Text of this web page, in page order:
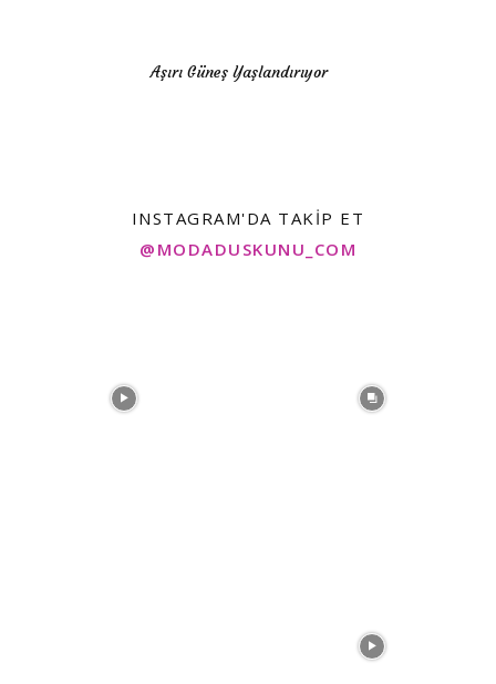
Aşırı Güneş Yaşlandırıyor
INSTAGRAM'DA TAKIP ET
@MODADUSKUNU_COM